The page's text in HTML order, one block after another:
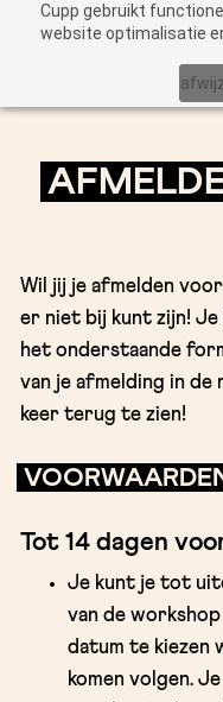
Cupp gebruikt
website optimalisatie
Wil jij je afmelden
er niet bij kunt zijn!
het onderstaande
van je afmelding in de
keer terug te zien!
Tot 14 dagen
Je kunt je tot
van de
datum te kiezen
komen volgen.